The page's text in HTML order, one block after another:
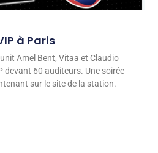
à Paris
Amel Bent, Vitaa et Claudio
devant 60 auditeurs. Une soirée
sur le site de la station.